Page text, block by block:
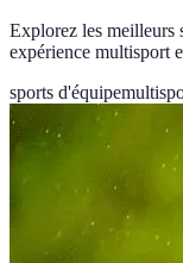
Explorez les meilleurs
expérience multisport
sports d'équipe